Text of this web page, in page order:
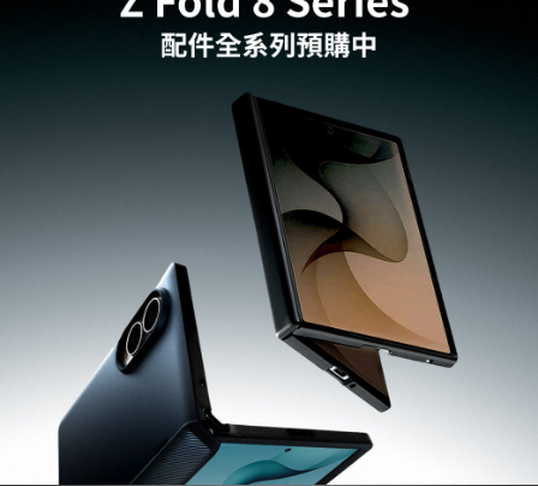
Spigen Apple Watch Classic
C1-經典iMac G3造型支架
NT$749
NT$1,190
Apple Watch Ultra 3/2/1
(49mm) / 10 (46mm) /9/8/7
(45mm) / SE (2nd/1st
Gen)/6/5/4 (44mm) Athlex
Air-運動錶帶
NT$750
NT$990